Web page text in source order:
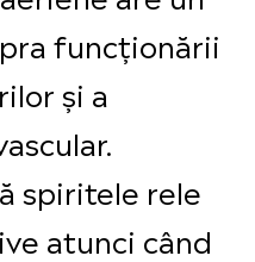
funcționării
și a
spiritele rele
atunci când